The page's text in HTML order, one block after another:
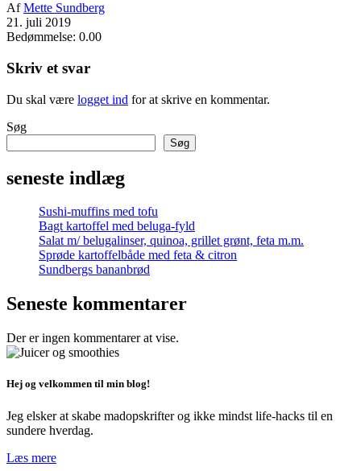
AfMette Sundberg
21. juli 2019
Bedømmelse: 0.00
Skriv et svar
Du skal være logget ind for at skrive en kommentar.
Søg
Søg
seneste indlæg
Sushi-muffins med tofu
Bagt kartoffel med beluga-fyld
Salat m/ belugalinser, quinoa, grillet grønt, feta m.m.
Sprøde kartoffelbåde med feta & citron
Sundbergs bananbrød
Seneste kommentarer
Der er ingen kommentarer at vise.
Hej og velkommen til min blog!
Jeg elsker at skabe madopskrifter og ikke mindst life-hacks til en
sundere hverdag.
Læs mere